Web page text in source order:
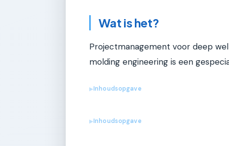
Wat is het?
Projectmanagement voor deep
molding engineering is een
▶Inhoudsopgave
▶Inhoudsopgave